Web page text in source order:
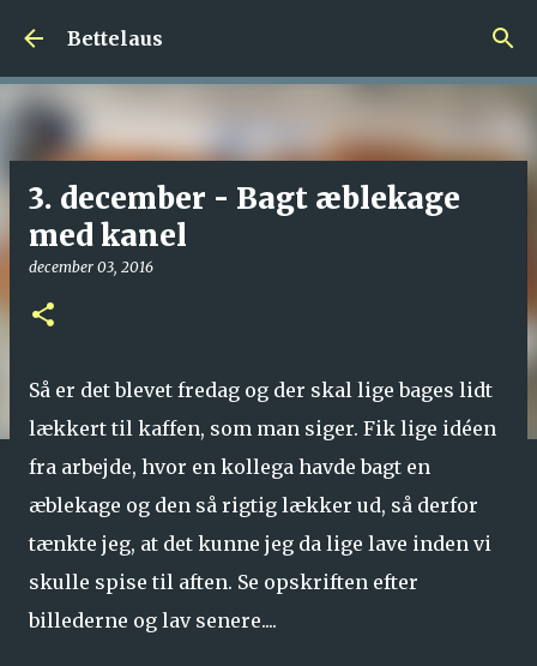
Gå videre til hovedindholdet
Bettelaus
3. december - Bagt æblekage
med kanel
december 03, 2016
Så er det blevet fredag og der skal lige bages lidt
lækkert til kaffen, som man siger. Fik lige idéen
fra arbejde, hvor en kollega havde bagt en
æblekage og den så rigtig lækker ud, så derfor
tænkte jeg, at det kunne jeg da lige lave inden vi
skulle spise til aften. Se opskriften efter
billederne og lav senere....